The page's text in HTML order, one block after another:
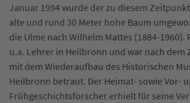
Januar 1994 wurde der zu diesem
alte und rund 30 Meter hohe Baum
die Ulme nach Wilhelm Mattes (1884-1960).
u.a. Lehrer in Heilbronn und war nach dem
mit dem Wiederaufbau des Historischen
Heilbronn betraut. Der Heimat- sowie Vor-
Frühgeschichtsforscher erhielt für seine